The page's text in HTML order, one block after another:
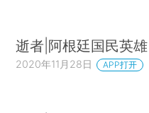
逝者|阿根廷国民英雄
2020年11月28日 APP打开